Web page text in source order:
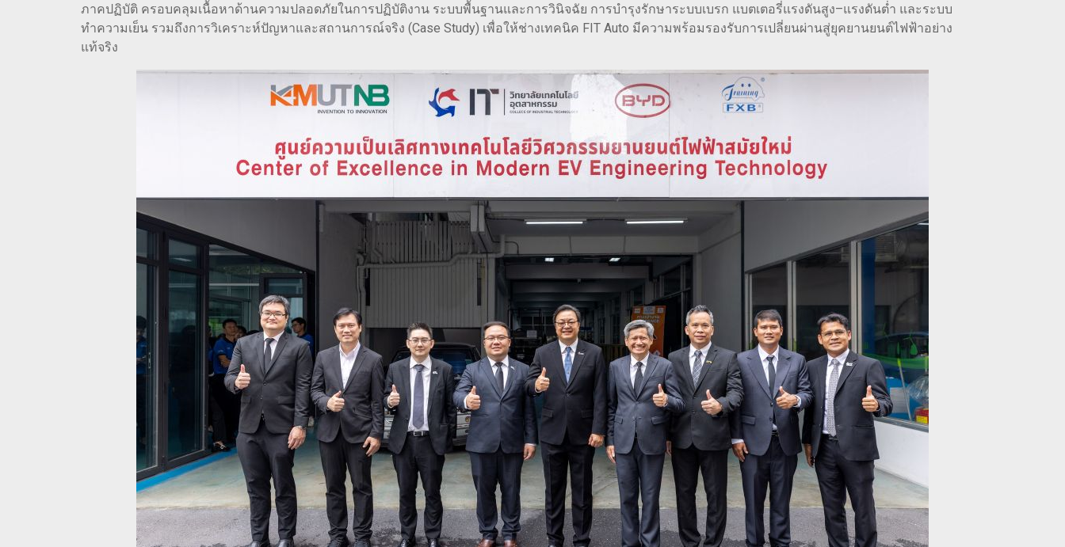
ภาคปฏิบัติ ครอบคลุมเนื้อหาด้านความปลอดภัยในการปฏิบัติงาน ระบบพื้นฐานและการวินิจฉัย การบำรุงรักษาระบบเบรก แบตเตอรี่แรงดันสูง–แรงดันต่ำ และระบบ
ทำความเย็น รวมถึงการวิเคราะห์ปัญหาและสถานการณ์จริง (Case Study) เพื่อให้ช่างเทคนิค FIT Auto มีความพร้อมรองรับการเปลี่ยนผ่านสู่ยุคยานยนต์ไฟฟ้าอย่าง
แท้จริง